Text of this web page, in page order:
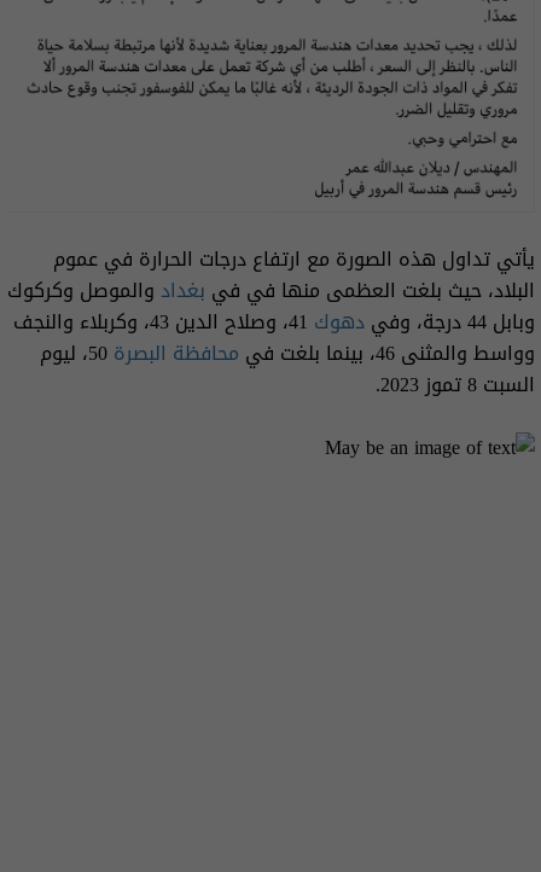
يأتي تداول هذه الصورة مع ارتفاع درجات الحرارة في عموم
البلاد، حيث بلغت العظمى منها في في بغدادوالموصل وكركوك
وبابل 44 درجة، وفي
دهوك
41، وصلاح الدين 43، وكربلاء والنجف
وواسط والمثنى 46، بينما بلغت في
محافظة البصرة
50، ليوم
السبت 8 تموز 2023.